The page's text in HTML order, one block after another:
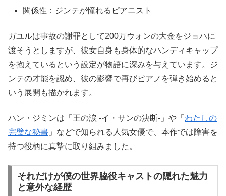
関係性：ジンテが憧れるピアニスト
ガユルは事故の謝罪として200万ウォンの大金をジョハに
渡そうとしますが、彼女自身も身体的なハンディキャップ
を抱えているという設定が物語に深みを与えています。ジ
ンテの才能を認め、彼の影響で再びピアノを弾き始めると
いう展開も描かれます。
ハン・ジミンは「王の涙 -イ・サンの決断-」や「 わたしの
完璧な秘書 」などで知られる人気女優で、本作では障害を
持つ役柄に真摯に取り組みました。
それだけが僕の世界脇役キャストの隠れた魅力
と意外な経歴